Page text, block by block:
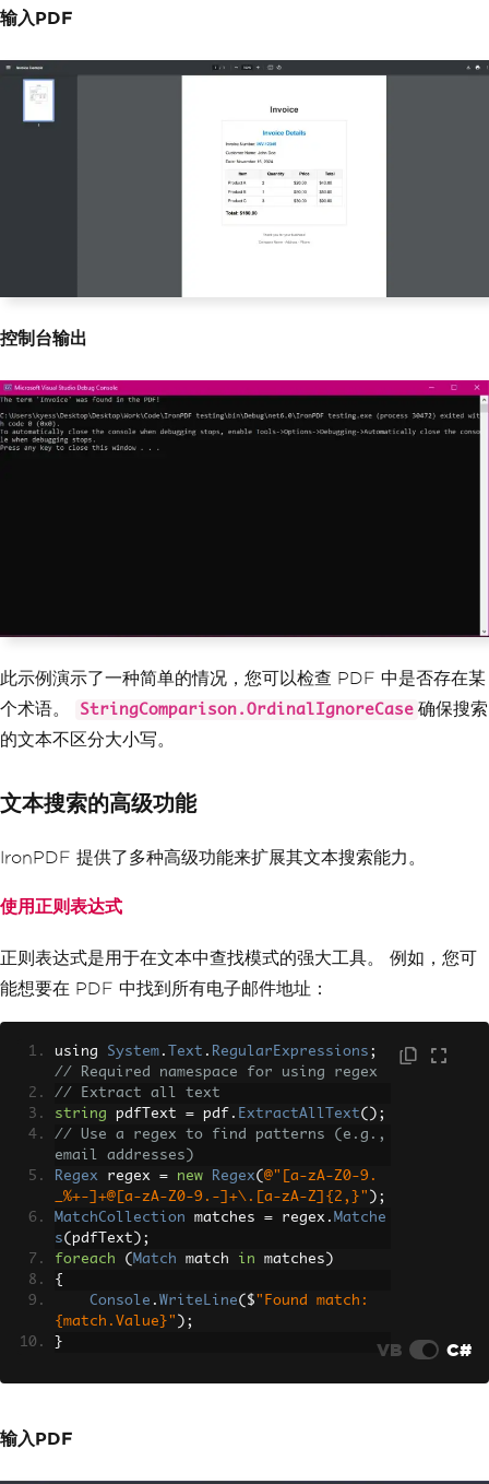
输入PDF
控制台输出
此示例演示了一种简单的情况，您可以检查 PDF 中是否存在某
个术语。
StringComparison.OrdinalIgnoreCase 确保搜索
的文本不区分大小写。
文本搜索的高级功能
IronPDF 提供了多种高级功能来扩展其文本搜索能力。
使用正则表达式
正则表达式是用于在文本中查找模式的强大工具。 例如，您可
能想要在 PDF 中找到所有电子邮件地址：
using System . Text . RegularExpressions ;
// Required namespace for using regex
// Extract all text
string pdfText = pdf . ExtractAllText();
// Use a regex to find patterns (e.g.,
email addresses)
Regex regex = new Regex( @"[a-zA-Z0-9.
_%+-]+@[a-zA-Z0-9.-]+\.[a-zA-Z]{2,}" );
MatchCollection matches = regex . Matche
s( pdfText );
foreach
( Match match in matches )
{
Console . WriteLine( $ "Found match:
{match.Value}" );
}
VB C#
输入PDF